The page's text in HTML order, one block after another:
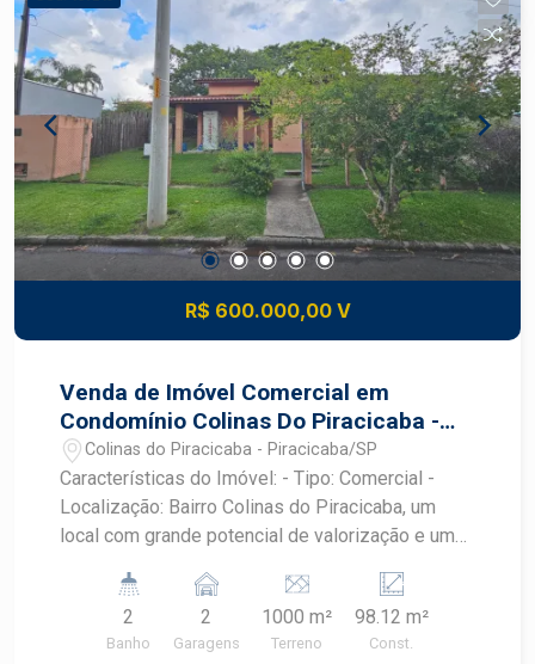
R$ 600.000,00 V
Venda de Imóvel Comercial em
Condomínio Colinas Do Piracicaba -
Piracicaba/SP
Colinas do Piracicaba - Piracicaba/SP
Características do Imóvel: - Tipo: Comercial -
Localização: Bairro Colinas do Piracicaba, um
local com grande potencial de valorização e um
de garagem, proporcionando comodidade para
você e seus clientes. - Área Construída: 98,12 m²,
oferecendo um espaço funcional e bem
2
Banho
2
Garagens
1000 m²
Terreno
98.12 m²
Const.